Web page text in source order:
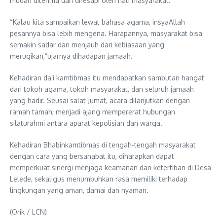
“Kalau kita sampaikan lewat bahasa agama, insyaAllah
pesannya bisa lebih mengena. Harapannya, masyarakat bisa
semakin sadar dan menjauh dari kebiasaan yang
merugikan,”ujarnya dihadapan jamaah.
Kehadiran da’i kamtibmas itu mendapatkan sambutan hangat
dari tokoh agama, tokoh masyarakat, dan seluruh jamaah
yang hadir. Seusai salat Jumat, acara dilanjutkan dengan
ramah tamah, menjadi ajang mempererat hubungan
silaturahmi antara aparat kepolisian dan warga.
Kehadiran Bhabinkamtibmas di tengah-tengah masyarakat
dengan cara yang bersahabat itu, diharapkan dapat
memperkuat sinergi menjaga keamanan dan ketertiban di Desa
Lelede, sekaligus menumbuhkan rasa memiliki terhadap
lingkungan yang aman, damai dan nyaman.
(Orik / LCN)